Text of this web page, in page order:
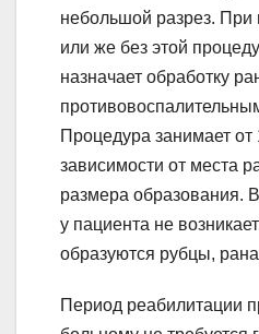
небольшой разрез.
или же без этой
назначает обработку
Процедура занимает от
зависимости от места
размера образования.
у пациента не
образуются рубцы,
Период реабилитации